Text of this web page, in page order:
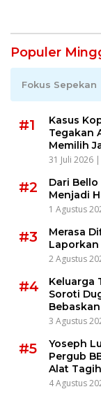
Populer
Fokus Sepekan
#1
Kasus
Tegakan
Memilih
31 Juli 2026 |
#2
Dari
Menjadi
1 Agustus
#3
Merasa
Laporkan
2 Agustus
#4
Keluarga
Soroti
3 Agustus
#5
Yoseph
Pergub
Alat
4 Agustus